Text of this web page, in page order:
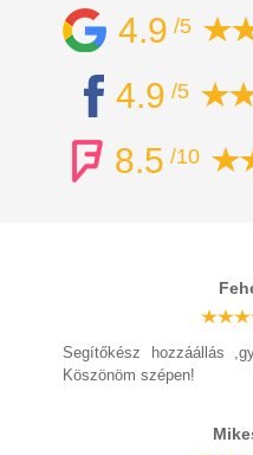
4.9 /5
4.9 /5
8.5 /10
Segítőkész hozzáállás
Köszönöm szépen!